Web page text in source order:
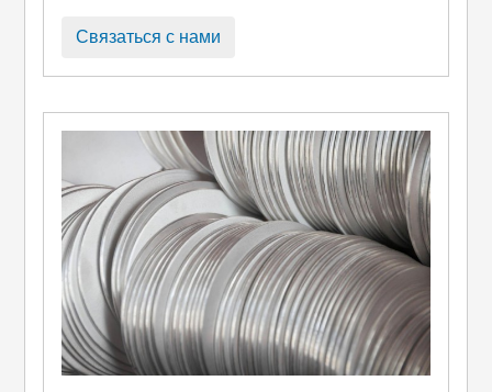
reflectivity, отличная пластичность, и
оптическую эффективность конечного
светильника, но и процесс ...
Связаться с нами